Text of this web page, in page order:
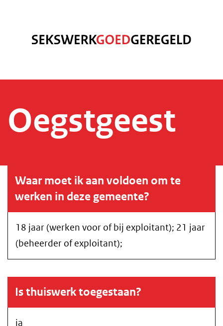
Oegstgeest
Waar moet ik aan voldoen om te
werken in deze gemeente?
18 jaar (werken voor of bij exploitant); 21 jaar
(beheerder of exploitant);
Is thuiswerk toegestaan?
ja